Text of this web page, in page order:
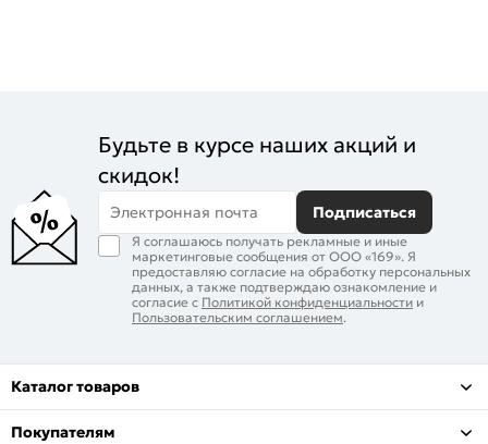
Будьте в курсе наших акций и
скидок!
Электронная почта Подписаться
Я соглашаюсь получать рекламные и иные
маркетинговые сообщения от ООО «169». Я
предоставляю согласие на обработку персональных
данных, а также подтверждаю ознакомление и
согласие с Политикой конфиденциальности и
Пользовательским соглашением.
Каталог товаров
Покупателям